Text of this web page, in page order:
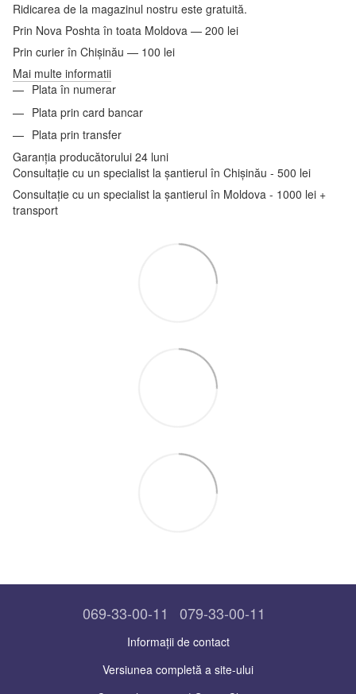
Ridicarea de la magazinul nostru este gratuită.
Prin Nova Poshta în toata Moldova — 200 lei
Prin curier în Chișinău — 100 lei
Mai multe informatii
Plata în numerar
Plata prin card bancar
Plata prin transfer
Garanția producătorului 24 luni
Consultație cu un specialist la șantierul în Chișinău - 500 lei
Consultație cu un specialist la șantierul în Moldova - 1000 lei +
transport
069-33-00-11 079-33-00-11
Informații de contact
Versiunea completă a site-ului